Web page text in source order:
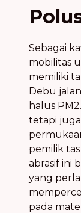
Sebagai
mobilitas
memiliki
Debu
halus
tetapi
pemilik
abrasif ini
yang
pada